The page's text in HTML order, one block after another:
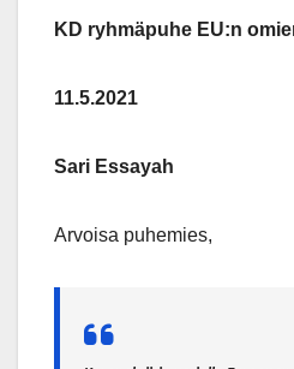
KD ryhmäpuhe EU:n
11.5.2021
Sari Essayah
Arvoisa puhemies,